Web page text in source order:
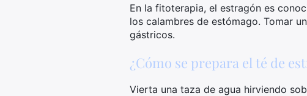
En la fitoterapia, el estragón es
los calambres de estómago. Tomar
gástricos.
¿Cómo se prepara el té de
Vierta una taza de agua hirviendo